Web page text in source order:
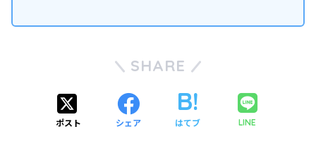
SHARE
ポスト シェア はてブ LINE